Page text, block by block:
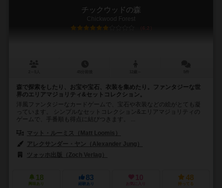
チックウッドの森
Chickwood Forest
6.2
森で探索をしたり、お宝や宝石、衣装を集めたり。ファンタジーな世
界のエリアマジョリティ&セットコレクション。
洋風ファンタジーなカードゲームで、宝石や衣装などの絵がとても凝
っています。 シンプルなセットコレクション&エリアマジョリティの
ゲームで、手番順も得点に結びつきます。 ...
マット・ルーミス（Matt Loomis）
アレクサンダー・ヤン（Alexander Jung）
ツォッホ出版（Zoch Verlag）
18
興味あり
83
経験あり
10
お気に入り
48
持ってる